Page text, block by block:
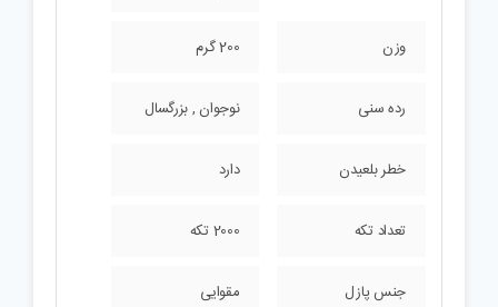
وزن 200 گرم
رده سنی نوجوان , بزرگسال
خطر بلعیدن دارد
تعداد تکه 2000 تکه
جنس پازل مقوایی